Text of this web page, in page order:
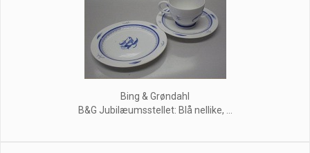
Bing & Grøndahl
B&G Jubilæumsstellet: Blå nellike, ...